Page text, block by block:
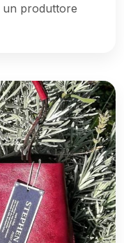
un produttore